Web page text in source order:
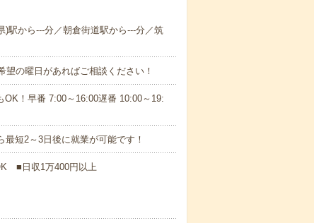
駅から---分／朝倉街道駅から---分／筑
の曜日があればご相談ください！
！早番 7:00～16:00遅番 10:00～19:
短2～3日後に就業が可能です！
■日収1万400円以上